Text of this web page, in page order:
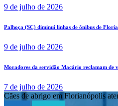
9 de julho de 2026
Palhoça (SC) diminui linhas de ônibus de
9 de julho de 2026
Moradores da servidão Macário reclamam de
7 de julho de 2026
Cães de abrigo em Florianópolis